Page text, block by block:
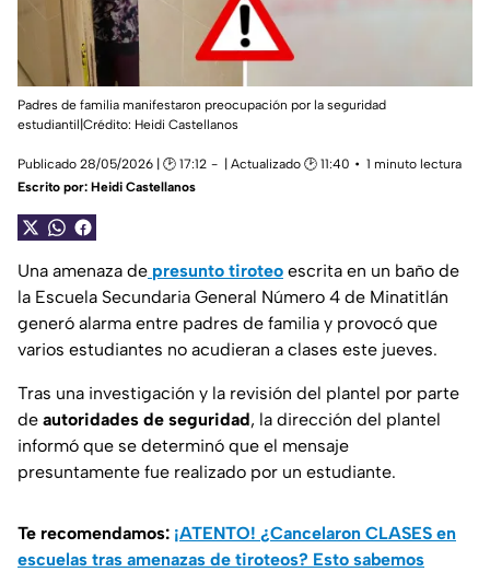
Padres de familia manifestaron preocupación por la seguridad
estudiantil|Crédito: Heidi Castellanos
Publicado 28/05/2026 | 🕑 17:12 | Actualizado 🕑 11:40
1 minuto lectura
Escrito por: Heidi Castellanos
Una amenaza de presunto tiroteo escrita en un baño de
la Escuela Secundaria General Número 4 de Minatitlán
generó alarma entre padres de familia y provocó que
varios estudiantes no acudieran a clases este jueves.
Tras una investigación y la revisión del plantel por parte
de autoridades de seguridad, la dirección del plantel
informó que se determinó que el mensaje
presuntamente fue realizado por un estudiante.
Te recomendamos: ¡ATENTO! ¿Cancelaron CLASES en
escuelas tras amenazas de tiroteos? Esto sabemos